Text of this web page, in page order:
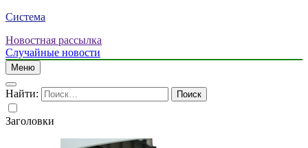
Система
Новостная рассылка
Случайные новости
Меню
Найти:
Заголовки